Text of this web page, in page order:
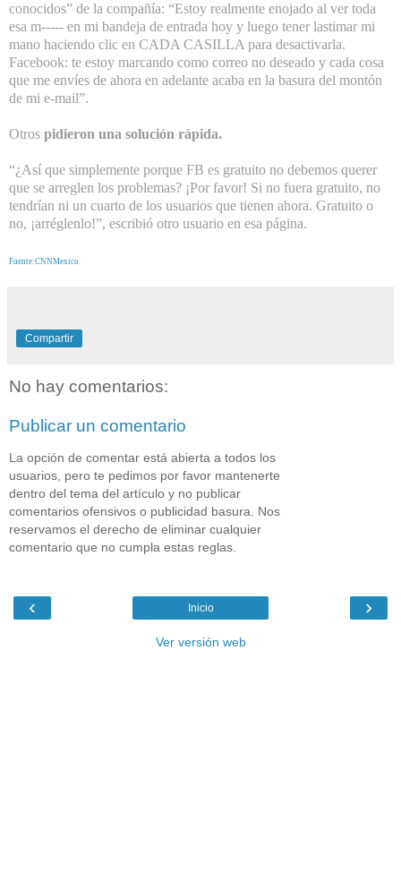
conocidos” de la compañía: “Estoy realmente enojado al ver toda
esa m----- en mi bandeja de entrada hoy y luego tener lastimar mi
mano haciendo clic en CADA CASILLA para desactivarla.
Facebook: te estoy marcando como correo no deseado y cada cosa
que me envíes de ahora en adelante acaba en la basura del montón
de mi e-mail”.
Otros pidieron una solución rápida.
“¿Así que simplemente porque FB es gratuito no debemos querer
que se arreglen los problemas? ¡Por favor! Si no fuera gratuito, no
tendrían ni un cuarto de los usuarios que tienen ahora. Gratuito o
no, ¡arréglenlo!”, escribió otro usuario en esa página.
Fuente:CNNMexico
Compartir
No hay comentarios:
Publicar un comentario
La opción de comentar está abierta a todos los
usuarios, pero te pedimos por favor mantenerte
dentro del tema del artículo y no publicar
comentarios ofensivos o publicidad basura. Nos
reservamos el derecho de eliminar cualquier
comentario que no cumpla estas reglas.
‹ ›
Inicio
Ver versión web